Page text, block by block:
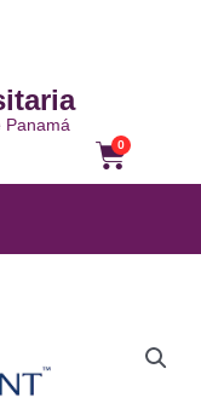
Panamá
0
Carrito